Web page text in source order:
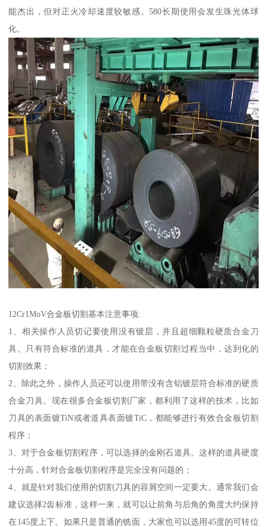
能杰出，但对正火冷却速度较敏感。580长期使用会发生珠光体球
化。
12Cr1MoV合金板切割基本注意事项:
1、相关操作人员切记要使用没有镀层，并且超细颗粒硬质合金刀
具。只有符合标准的道具，才能在合金板切割过程当中，达到化的
切割效果；
2、除此之外，操作人员还可以使用带没有含铝镀层符合标准的硬质
合金刀具。现在很多合金板切割厂家，都利用了这样的技术，比如
刀具的表面镀TiN或者道具表面镀TiC，都能够进行有效合金板切割
程序；
3、对于合金板切割程序，可以选择的金刚石道具。这样的道具硬度
十分高，针对合金板切割程序是完全没有问题的；
4、就是针对我们使用的切割刀具的容屑空间一定要大。通常我们会
建议选择2齿标准，这样一来，就可以让前角与后角的角度大约保持
在145度上下。如果只是普通的铣面，大家也可以选用45度的可转位